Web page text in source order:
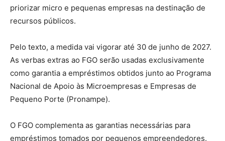
priorizar micro e pequenas empresas na destinação de
recursos públicos.
Pelo texto, a medida vai vigorar até 30 de junho de 2027.
As verbas extras ao FGO serão usadas exclusivamente
como garantia a empréstimos obtidos junto ao Programa
Nacional de Apoio às Microempresas e Empresas de
Pequeno Porte (Pronampe).
O FGO complementa as garantias necessárias para
empréstimos tomados por pequenos empreendedores.